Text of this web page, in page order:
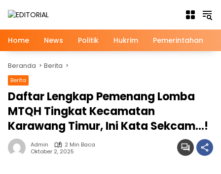
Home
News Politik Hukrim Pemerintahan
Beranda Berita
Berita
Daftar Lengkap Pemenang Lomba
MTQH Tingkat Kecamatan
Karawang Timur, Ini Kata Sekcam…!
Admin
2 Min Baca
Oktober 2, 2025